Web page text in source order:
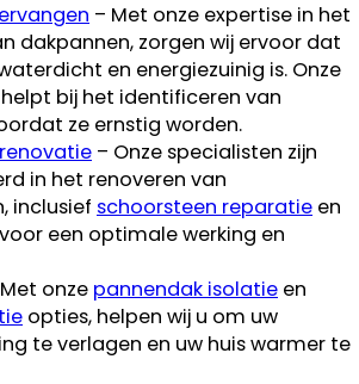
– Met onze expertise in het
dakpannen, zorgen wij ervoor dat
en energiezuinig is. Onze
helpt bij het identificeren van
ze ernstig worden.
– Onze specialisten zijn
in het renoveren van
inclusief schoorsteen reparatie en
voor een optimale werking en
onze pannendak isolatie en
opties, helpen wij u om uw
te verlagen en uw huis warmer te